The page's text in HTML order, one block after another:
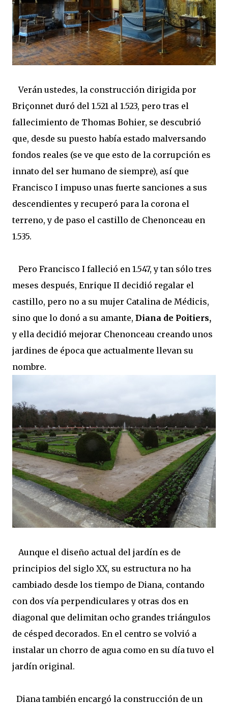
Verán ustedes, la construcción dirigida por
Briçonnet duró del 1.521 al 1.523, pero tras el
fallecimiento de Thomas Bohier, se descubrió
que, desde su puesto había estado malversando
fondos reales (se ve que esto de la corrupción es
innato del ser humano de siempre), así que
Francisco I impuso unas fuerte sanciones a sus
descendientes y recuperó para la corona el
terreno, y de paso el castillo de Chenonceau en
1.535.
Pero Francisco I falleció en 1.547, y tan sólo tres
meses después, Enrique II decidió regalar el
castillo, pero no a su mujer Catalina de Médicis,
sino que lo donó a su amante, Diana de Poitiers,
y ella decidió mejorar Chenonceau creando unos
jardines de época que actualmente llevan su
nombre.
Aunque el diseño actual del jardín es de
principios del siglo XX, su estructura no ha
cambiado desde los tiempo de Diana, contando
con dos vía perpendiculares y otras dos en
diagonal que delimitan ocho grandes triángulos
de césped decorados. En el centro se volvió a
instalar un chorro de agua como en su día tuvo el
jardín original.
Diana también encargó la construcción de un